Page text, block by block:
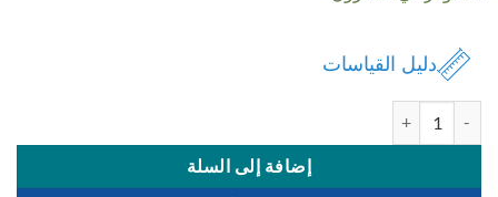
دليل القياسات
إضافة إلى السلة